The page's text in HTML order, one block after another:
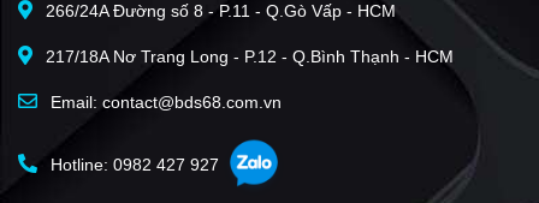
266/24A Đường số 8 - P.11 - Q.Gò Vấp - HCM
217/18A Nơ Trang Long - P.12 - Q.Bình Thạnh - HCM
Email: contact@bds68.com.vn
Hotline: 0982 427 927